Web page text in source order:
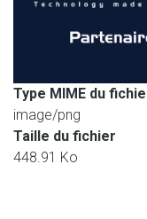
Type MIME du
image/png
Taille du fichier
448.91 Ko